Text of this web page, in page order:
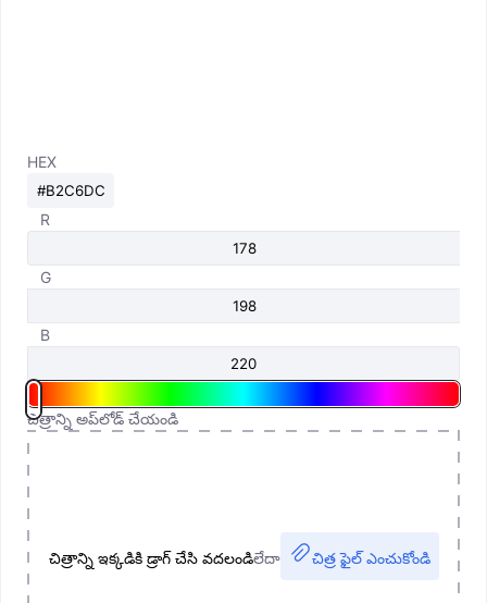
HEX
R
G
B
చిత్రాన్ని అప్‌లోడ్ చేయండి
చిత్రాన్ని ఇక్కడికి డ్రాగ్ చేసి వదలండిలేదా చిత్ర ఫైల్ ఎంచుకోండి